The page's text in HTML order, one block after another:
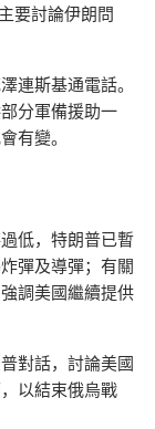
要討論伊朗問
連斯基通電話。
分軍備援助一
有變。
低，特朗普已暫
彈及導彈；有關
調美國繼續提供
對話，討論美國
以結束俄烏戰